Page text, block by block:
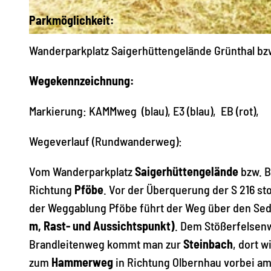
Parkmöglichkeit:
Wanderparkplatz Saigerhüttengelände Grünthal
Wegekennzeichnung:
Markierung: KAMMweg (blau), E3 (blau), EB (rot),
Wegeverlauf (Rundwanderweg):
Vom WanderparkplatzSaigerhüttengelände bzw.
Richtung Pföbe . Vor der Überquerung der S 216
der Weggablung Pföbe führt der Weg über den
m, Rast- und Aussichtspunkt) . Dem
Brandleitenweg kommt man zurSteinbach, dort
zum Hammerweg in Richtung Olbernhau vorbei